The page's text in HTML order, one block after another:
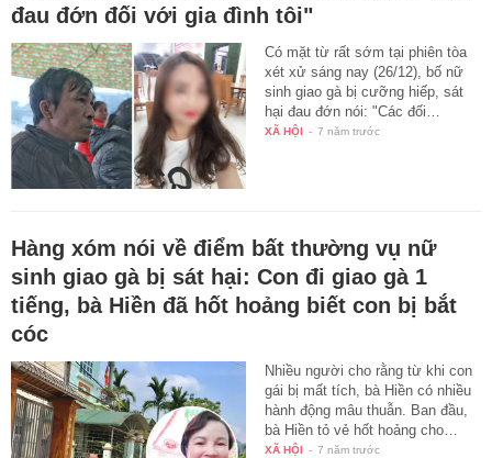
đau đớn đối với gia đình tôi"
Có mặt từ rất sớm tại phiên tòa
xét xử sáng nay (26/12), bố nữ
sinh giao gà bị cưỡng hiếp, sát
hại đau đớn nói: "Các đối…
XÃ HỘI - 7 năm trước
Hàng xóm nói về điểm bất thường vụ nữ
sinh giao gà bị sát hại: Con đi giao gà 1
tiếng, bà Hiền đã hốt hoảng biết con bị bắt
cóc
Nhiều người cho rằng từ khi con
gái bị mất tích, bà Hiền có nhiều
hành động mâu thuẫn. Ban đầu,
bà Hiền tỏ vẻ hốt hoảng cho…
XÃ HỘI - 7 năm trước